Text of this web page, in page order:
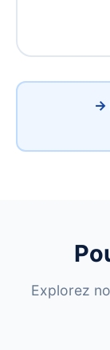
→
Explorez